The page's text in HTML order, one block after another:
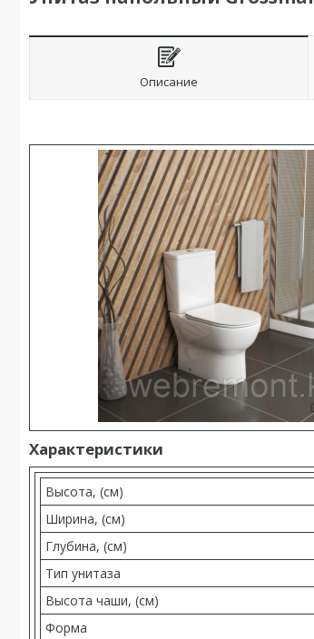
Описание
Характеристики
Высота, (см)
Ширина, (см)
Глубина, (см)
Тип унитаза
Высота чаши, (см)
Форма